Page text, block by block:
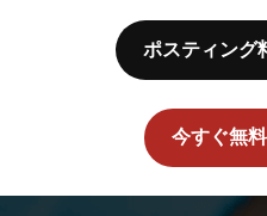
ポスティング
今すぐ無